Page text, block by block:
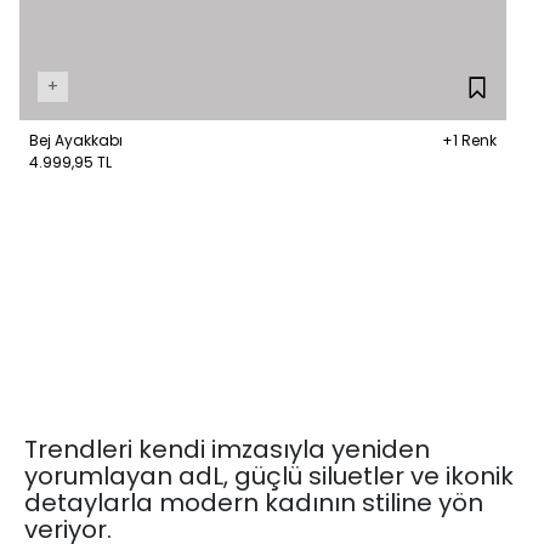
+
Bej Ayakkabı
+1 Renk
4.999,95 TL
Trendleri kendi imzasıyla yeniden
yorumlayan adL, güçlü siluetler ve ikonik
detaylarla modern kadının stiline yön
veriyor.